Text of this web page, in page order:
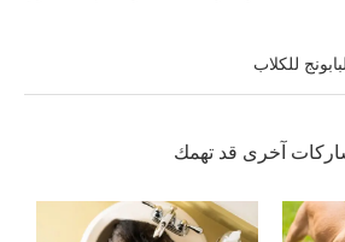
للكلاب
آخرى قد تهمك